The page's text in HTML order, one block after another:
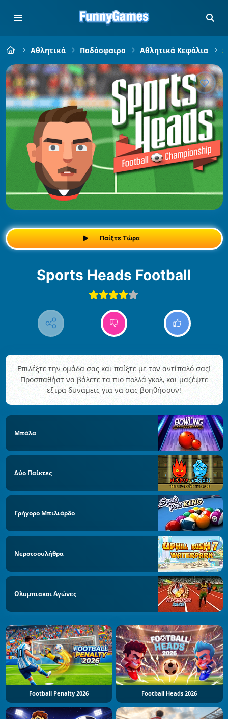
Αθλητικά Ποδόσφαιρο Αθλητικά Κεφάλια
Παίξτε Τώρα
Sports Heads Football
Επιλέξτε την ομάδα σας και παίξτε με τον αντίπαλό σας!
Προσπαθήστ να βάλετε τα πιο πολλά γκολ, και μαζέψτε
εξτρα δυνάμεις για να σας βοηθήσουν!
Μπάλα
Δύο Παίκτες
Γρήγορο Μπιλιάρδο
Νεροτσουλήθρα
Ολυμπιακοι Αγώνες
Football Penalty 2026 Football Heads 2026